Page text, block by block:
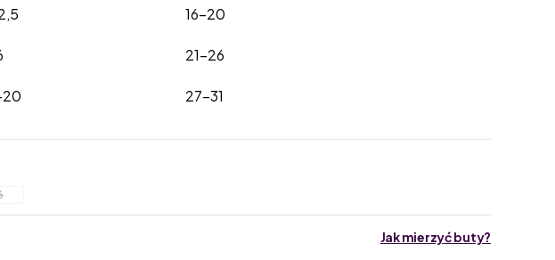
16-20
21-26
20 27-31
Jak mierzyć buty?